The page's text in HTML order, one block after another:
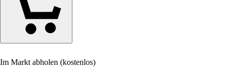
Im Markt abholen (kostenlos)